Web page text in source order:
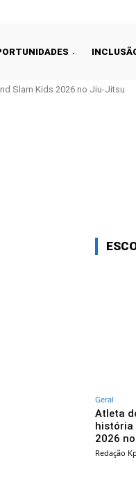
Slam Kids 2026 no Jiu-Jitsu
Geral
Atleta
história
2026
Redação